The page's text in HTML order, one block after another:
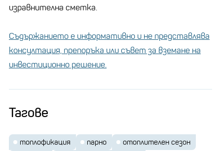
изравнителна сметка.
Съдържанието е информативно и не представлява
консултация, препоръка или съвет за вземане на
инвестиционно решение.
Тагове
топлофикация парно отоплителен сезон